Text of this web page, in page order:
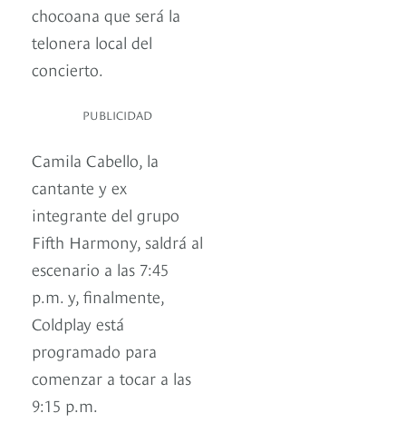
chocoana que será la
telonera local del
concierto.
PUBLICIDAD
Camila Cabello, la
cantante y ex
integrante del grupo
Fifth Harmony, saldrá al
escenario a las 7:45
p.m. y, finalmente,
Coldplay está
programado para
comenzar a tocar a las
9:15 p.m.